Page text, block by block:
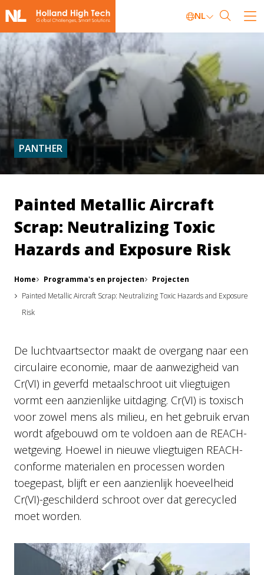
NL
PANTHER
Painted Metallic Aircraft
Scrap: Neutralizing Toxic
Hazards and Exposure Risk
Home Programma's en projecten
Projecten
Painted Metallic Aircraft Scrap: Neutralizing Toxic Hazards and Exposure
Risk
De luchtvaartsector maakt de overgang naar een
circulaire economie, maar de aanwezigheid van
Cr(VI) in geverfd metaalschroot uit vliegtuigen
vormt een aanzienlijke uitdaging. Cr(VI) is toxisch
voor zowel mens als milieu, en het gebruik ervan
wordt afgebouwd om te voldoen aan de REACH-
wetgeving. Hoewel in nieuwe vliegtuigen REACH-
conforme materialen en processen worden
toegepast, blijft er een aanzienlijk hoeveelheid
Cr(VI)-geschilderd schroot over dat gerecycled
moet worden.